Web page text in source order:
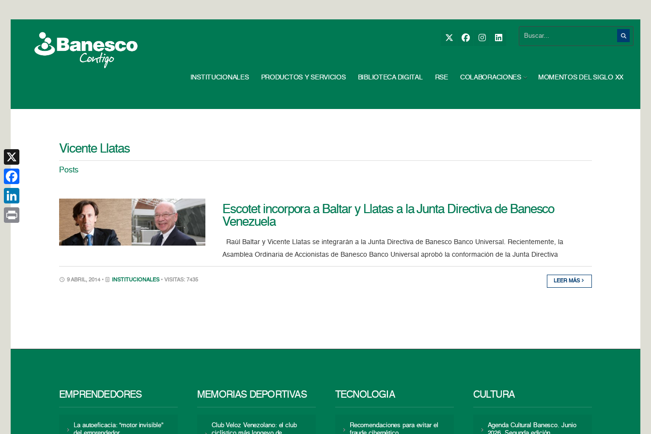
INSTITUCIONALES PRODUCTOS Y SERVICIOS BIBLIOTECA DIGITAL RSE COLABORACIONES MOMENTOS DEL SIGLO XX
Vicente Llatas
Posts
Escotet incorpora a Baltar y Llatas a la Junta Directiva de Banesco
Venezuela
Raúl Baltar y Vicente Llatas se integrarán a la Junta Directiva de Banesco Banco Universal. Recientemente, la
Asamblea Ordinaria de Accionistas de Banesco Banco Universal aprobó la conformación de la Junta Directiva
9 ABRIL, 2014 • INSTITUCIONALES • VISITAS: 7435 LEER MÁS
EMPRENDEDORES
La autoeficacia: “motor invisible”
MEMORIAS DEPORTIVAS
Club Veloz Venezolano: el club
TECNOLOGÍA
Recomendaciones para evitar el
CULTURA
Agenda Cultural Banesco. Junio
X
Facebook
LinkedIn